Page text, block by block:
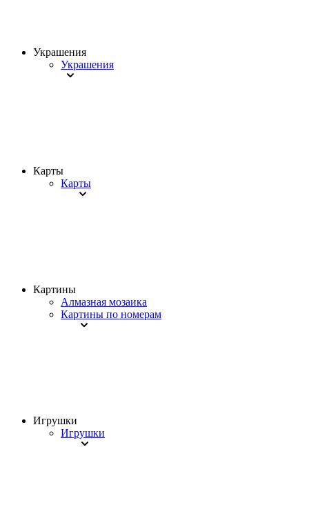
Украшения
Украшения
Карты
Карты
Картины
Алмазная мозаика
Картины по номерам
Игрушки
Игрушки